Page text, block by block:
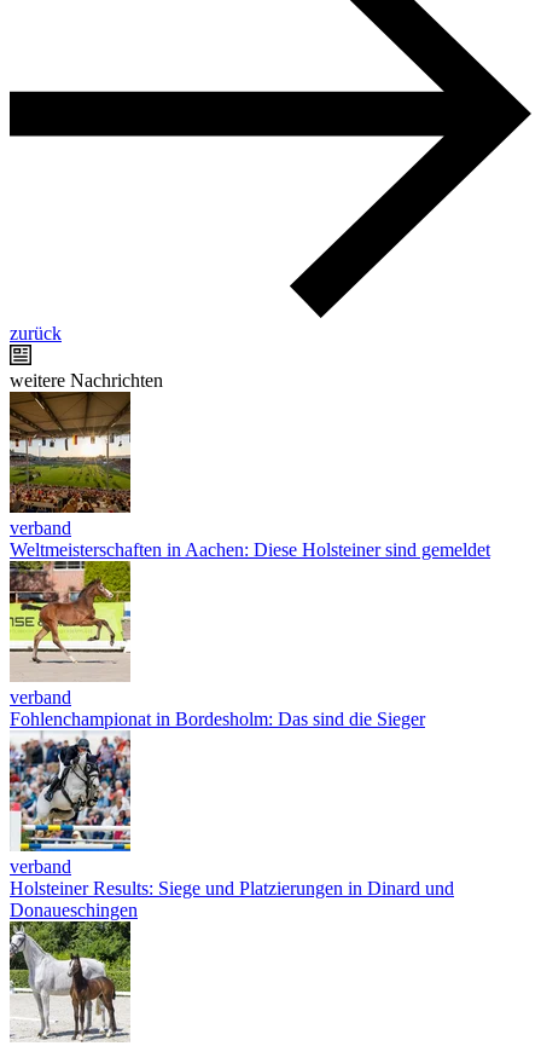
zurück
weitere Nachrichten
verband
Weltmeisterschaften in Aachen: Diese Holsteiner sind gemeldet
verband
Fohlenchampionat in Bordesholm: Das sind die Sieger
verband
Holsteiner Results: Siege und Platzierungen in Dinard und
Donaueschingen